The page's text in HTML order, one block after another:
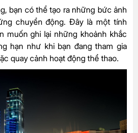
bạn có thể tạo ra những bức ảnh
chuyển động. Đây là một tính
muốn ghi lại những khoảnh khắc
hạn như khi bạn đang tham gia
quay cảnh hoạt động thể thao.